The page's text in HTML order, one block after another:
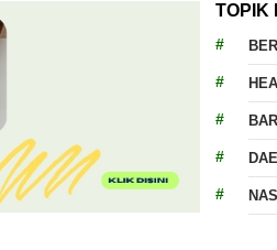
TOPIK